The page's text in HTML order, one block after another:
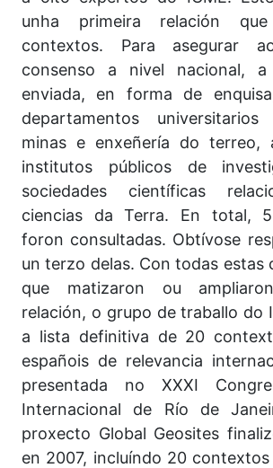
unha primeira relación
contextos. Para asegurar
consenso a nivel nacional,
enviada, en forma de
departamentos
minas e enxeñería do terreo,
institutos públicos de
sociedades científicas
ciencias da Terra. En total,
foron consultadas. Obtívose
un terzo delas. Con todas estas
que matizaron ou
relación, o grupo de traballo do
a lista definitiva de 20
españois de relevancia
presentada no XXXI
Internacional de Río de
proxecto Global Geosites
en 2007, incluíndo 20